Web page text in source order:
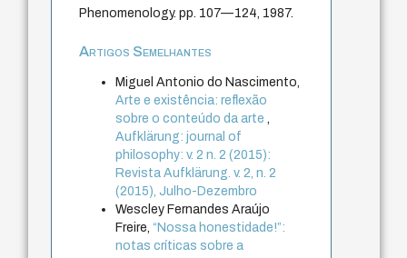
Phenomenology. pp. 107—124, 1987.
Artigos Semelhantes
Miguel Antonio do Nascimento,
Arte e existência: reflexão
sobre o conteúdo da arte,
Aufklärung: journal of
philosophy: v. 2 n. 2 (2015):
Revista Aufklärung. v. 2, n. 2
(2015), Julho-Dezembro
Wescley Fernandes Araújo
Freire,“Nossa honestidade!”:
notas críticas sobre a